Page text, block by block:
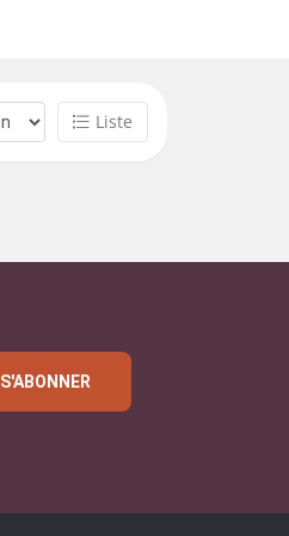
Liste
S'ABONNER